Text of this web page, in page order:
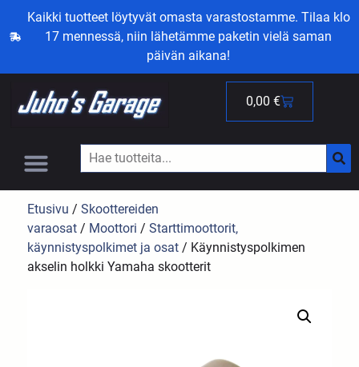
Kaikki tuotteet löytyvät omasta varastostamme. Tilaa klo
17 mennessä, niin lähetämme paketin vielä saman
päivän aikana!
0,00 €
Etusivu /Skoottereiden
varaosat / Moottori /Starttimoottorit,
käynnistyspolkimet ja osat / Käynnistyspolkimen
akselin holkki Yamaha skootterit